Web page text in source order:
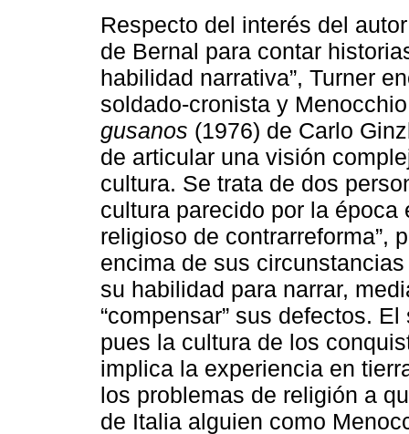
Respecto del interés del
de Bernal para contar
habilidad narrativa”, Turner
soldado-cronista y
gusanos (1976) de Carlo
de articular una visión
cultura. Se trata de dos
cultura parecido por la
religioso de contrarreforma”,
encima de sus
su habilidad para narrar,
“compensar” sus defectos.
pues la cultura de los
implica la experiencia en
los problemas de religión a
de Italia alguien como